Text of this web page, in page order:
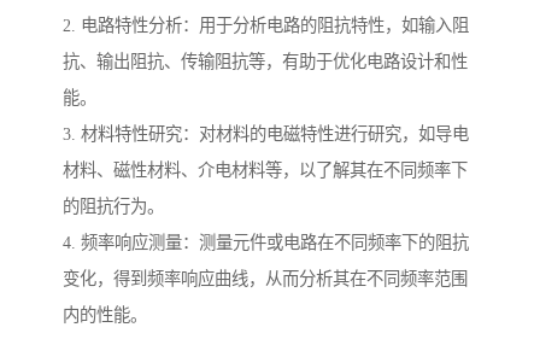
2. 电路特性分析：用于分析电路的阻抗特性，如输入阻
抗、输出阻抗、传输阻抗等，有助于优化电路设计和性
能。
3. 材料特性研究：对材料的电磁特性进行研究，如导电
材料、磁性材料、介电材料等，以了解其在不同频率下
的阻抗行为。
4. 频率响应测量：测量元件或电路在不同频率下的阻抗
变化，得到频率响应曲线，从而分析其在不同频率范围
内的性能。